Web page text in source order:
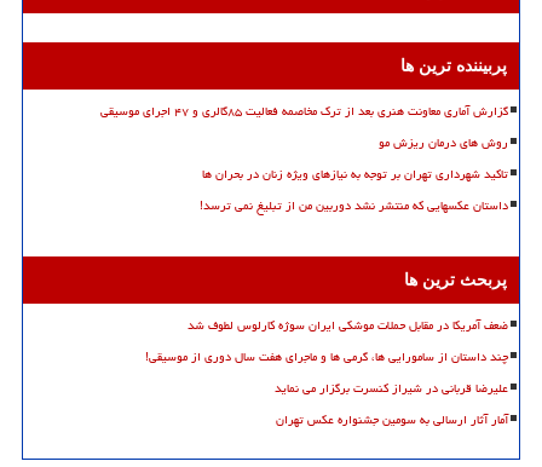
پربیننده ترین ها
گزارش آماری معاونت هنری بعد از ترک مخاصمه فعالیت ۸۵گالری و ۴۷ اجرای موسیقی
روش های درمان ریزش مو
تاکید شهرداری تهران بر توجه به نیازهای ویژه زنان در بحران ها
داستان عکسهایی که منتشر نشد دوربین من از تبلیغ نمی ترسد!
پربحث ترین ها
ضعف آمریکا در مقابل حملات موشکی ایران سوژه کارلوس لطوف شد
چند داستان از سامورایی ها، گرمی ها و ماجرای هفت سال دوری از موسیقی!
علیرضا قربانی در شیراز کنسرت برگزار می نماید
آمار آثار ارسالی به سومین جشنواره عکس تهران